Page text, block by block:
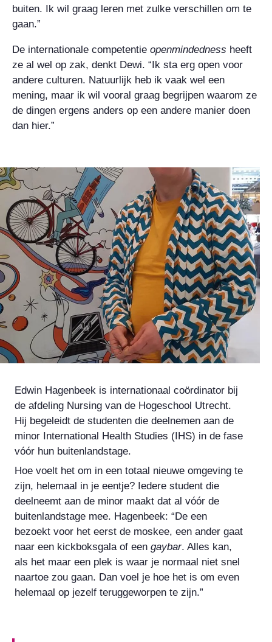
buiten. Ik wil graag leren met zulke verschillen om te
gaan.”
De internationale competentie openmindedness heeft
ze al wel op zak, denkt Dewi. “Ik sta erg open voor
andere culturen. Natuurlijk heb ik vaak wel een
mening, maar ik wil vooral graag begrijpen waarom ze
de dingen ergens anders op een andere manier doen
dan hier.”
Edwin Hagenbeek is internationaal coördinator bij
de afdeling Nursing van de Hogeschool Utrecht.
Hij begeleidt de studenten die deelnemen aan de
minor International Health Studies (IHS) in de fase
vóór hun buitenlandstage.
Hoe voelt het om in een totaal nieuwe omgeving te
zijn, helemaal in je eentje? Iedere student die
deelneemt aan de minor maakt dat al vóór de
buitenlandstage mee. Hagenbeek: “De een
bezoekt voor het eerst de moskee, een ander gaat
naar een kickboksgala of een gaybar. Alles kan,
als het maar een plek is waar je normaal niet snel
naartoe zou gaan. Dan voel je hoe het is om even
helemaal op jezelf teruggeworpen te zijn.”